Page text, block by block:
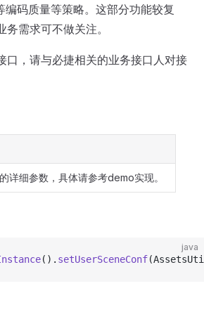
码质量等策略。这部分功能较复
需求可不做关注。
口，请与必捷相关的业务接口人对接
详细参数，具体请参考demo实现。
java
(). setUserSceneConf